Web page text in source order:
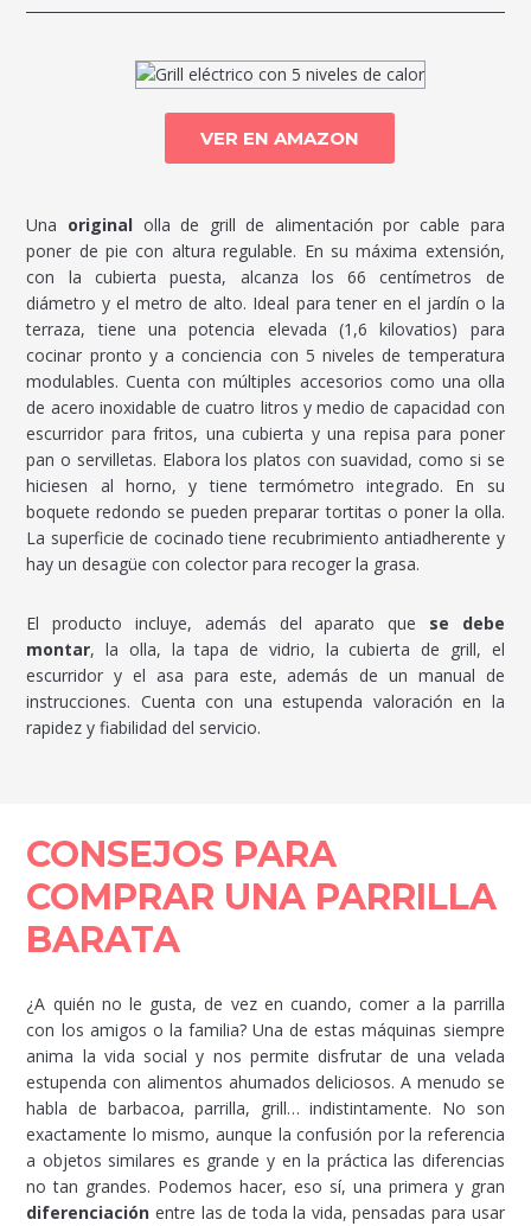
VER EN AMAZON
Una originalolla de grill de alimentación por cable para
poner de pie con altura regulable. En su máxima extensión,
con la cubierta puesta, alcanza los 66 centímetros de
diámetro y el metro de alto. Ideal para tener en el jardín o la
terraza, tiene una potencia elevada (1,6 kilovatios) para
cocinar pronto y a conciencia con 5 niveles de temperatura
modulables. Cuenta con múltiples accesorios como una olla
de acero inoxidable de cuatro litros y medio de capacidad con
escurridor para fritos, una cubierta y una repisa para poner
pan o servilletas. Elabora los platos con suavidad, como si se
hiciesen al horno, y tiene termómetro integrado. En su
boquete redondo se pueden preparar tortitas o poner la olla.
La superficie de cocinado tiene recubrimiento antiadherente y
hay un desagüe con colector para recoger la grasa.
El producto incluye, además del aparato que se debe
montar, la olla, la tapa de vidrio, la cubierta de grill, el
escurridor y el asa para este, además de un manual de
instrucciones. Cuenta con una estupenda valoración en la
rapidez y fiabilidad del servicio.
CONSEJOS PARA
COMPRAR UNA PARRILLA
BARATA
¿A quién no le gusta, de vez en cuando, comer a la parrilla
con los amigos o la familia? Una de estas máquinas siempre
anima la vida social y nos permite disfrutar de una velada
estupenda con alimentos ahumados deliciosos. A menudo se
habla de barbacoa, parrilla, grill… indistintamente. No son
exactamente lo mismo, aunque la confusión por la referencia
a objetos similares es grande y en la práctica las diferencias
no tan grandes. Podemos hacer, eso sí, una primera y gran
diferenciación entre las de toda la vida, pensadas para usar